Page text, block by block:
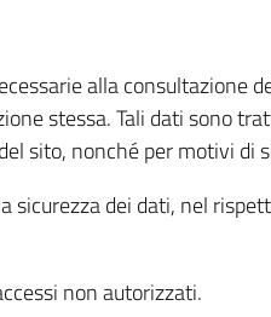
alla consultazione
stessa. Tali dati sono
sito, nonché per motivi di
sicurezza dei dati, nel
non autorizzati.